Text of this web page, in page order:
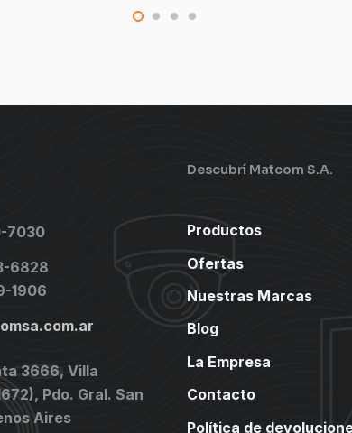
7030
6828
1906
3666, Villa
Pdo. Gral. San
Aires
Descubrí Matcom S.A.
Productos
Ofertas
Nuestras Marcas
Blog
La Empresa
Contacto
Política de